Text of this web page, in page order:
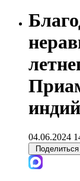
04.06.2024
Поделиться